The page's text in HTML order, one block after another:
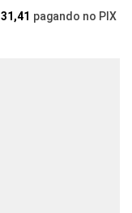
31,41 pagando no PIX